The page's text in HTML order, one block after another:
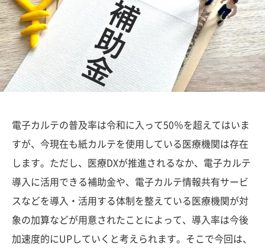
電子カルテの普及率は令和に入って50％を超えてはいま
すが、今現在も紙カルテを使用している医療機関は存在
します。ただし、医療DXが推進されるなか、電子カルテ
導入に活用できる補助金や、電子カルテ情報共有サービ
スなどを導入・活用する体制を整えている医療機関が対
象の加算などが用意されたことによって、導入率は今後
加速度的にUPしていくと考えられます。そこで今回は、